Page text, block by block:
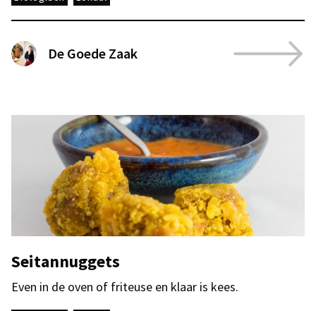
De Goede Zaak
Seitannuggets
Even in de oven of friteuse en klaar is kees.